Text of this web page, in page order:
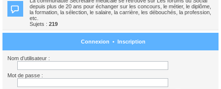
depuis plus de 20 ans pour échanger sur les concours, le métier, le diplôme,
la formation, la sélection, le salaire, la carrière, les débouchés, la profession,
etc.
Sujets : 219
Connexion • Inscription
Nom d’utilisateur :
Mot de passe :